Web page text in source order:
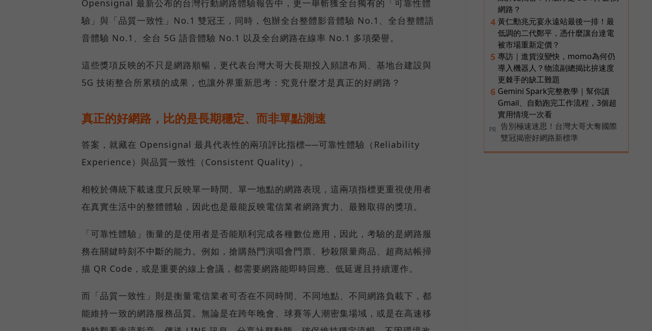
Opensignal 最新公布的台灣行動網路體驗報告中，更一舉斬獲全台獨有的「可靠性體
驗」與「品質一致性」No.1 雙冠王，同時，包辦全台整體影音體驗 No.1、全台整體語
音體驗 No.1、全台 5G 語音體驗 No.1 以及全台網路在線率 No.1 多項榮譽。
這些獎項反映的不只是網路順暢，更代表台灣大哥大長期投入頻譜布局、基地台建設與
5G 技術整合所累積的成果，也讓外界重新思考：究竟什麼才是真正的好網路？
真正的好網路，比的是長期穩定、而非單點測速
答案，就藏在 Opensignal 最具代表性的兩項評比指標──可靠性體驗（Reliability
Experience）與品質一致性（Consistent Quality）。
相較於傳統下載速度只反映單一時間、單一地點的網路表現，這兩項指標更重視使用者
在真實生活中的整體體驗，因此也是最能反映電信業者網路實力、最難取得的獎項。
「可靠性體驗」衡量的是使用者是否能順利完成各種數位應用，因此，考驗的是網路服
務在關鍵時刻不中斷的能力。例如，搶購熱門演唱會門票、秒殺限量商品、超商結帳掃
描 QR Code，或是重要的線上會議，都需要網路能即時回應、低延遲且持續運作。
而「品質一致性」則是衡量電信業者可否在不同時間、不同地點、不同網路負載下，都
能維持一致的網路服務品質。無論是在跨年晚會、球賽等人潮密集場域，或是在高速移
網路？
4 黃仁勳兆元宴永遠站最後一排！最
低調的二代鄭平，憑什麼讓台達電
被市場重新定價？
5 專訪｜進貨沒變快，momo為何仍
導入機器人？物流副總揭比拚速度
更棘手的缺工難題
6 Gemini Spark完整教學｜幫你讀
Gmail、自動跑完工作流程，3個超
實用情境一次看
PR
告別極速迷思！台灣大哥大奪國際
雙冠揭密好網路新標準